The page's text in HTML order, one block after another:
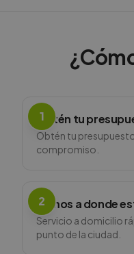
1Obtén tu
Obtén tu
compromiso.
2
Vamos a donde
Servicio a domicilio
punto de la ciudad.